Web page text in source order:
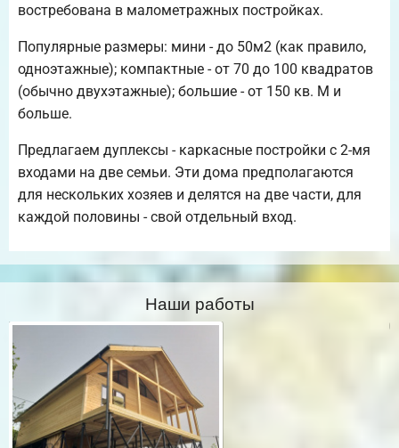
востребована в малометражных постройках.
Популярные размеры: мини - до 50м2 (как правило,
одноэтажные); компактные - от 70 до 100 квадратов
(обычно двухэтажные); большие - от 150 кв. М и
больше.
Предлагаем дуплексы - каркасные постройки с 2-мя
входами на две семьи. Эти дома предполагаются
для нескольких хозяев и делятся на две части, для
каждой половины - свой отдельный вход.
Наши работы